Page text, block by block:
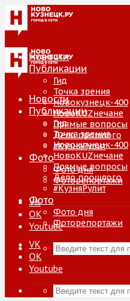
Новости
Публикации
Гид
Точка зрения
Новокузнецк-400
НовоKUZнечане
Прямые вопросы
Дело прошлого
#КузняРулит
Фото
Фото дня
Фоторепортажи
VK
ОК
Youtube
Новости
Публикации
Гид
Точка зрения
Новокузнецк-400
НовоKUZнечане
Прямые вопросы
Дело прошлого
#КузняРулит
Фото
Фото дня
Фоторепортажи
VK
ОК
Youtube